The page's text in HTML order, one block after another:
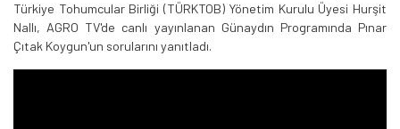
Türkiye Tohumcular Birliği (TÜRKTOB) Yönetim Kurulu Üyesi Hurşit
Nallı, AGRO TV'de canlı yayınlanan Günaydın Programında Pınar
Çıtak Koygun'un sorularını yanıtladı.